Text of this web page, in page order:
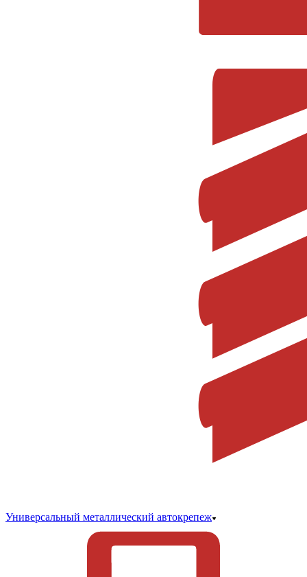
Универсальный металлический автокрепеж